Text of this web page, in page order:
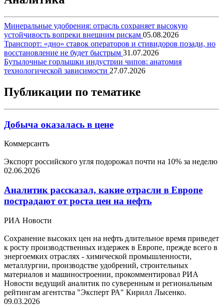
Минеральные удобрения: отрасль сохраняет высокую
устойчивость вопреки внешним рискам 05.08.2026
Транспорт: «дно» ставок операторов и стивидоров позади, но
восстановление не будет быстрым 31.07.2026
Бутылочные горлышки индустрии чипов: анатомия
технологической зависимости 27.07.2026
Публикации по тематике
Добыча оказалась в цене
Коммерсантъ
Экспорт российского угля подорожал почти на 10% за неделю
02.06.2026
Аналитик рассказал, какие отрасли в Европе
пострадают от роста цен на нефть
РИА Новости
Сохранение высоких цен на нефть длительное время приведет
к росту производственных издержек в Европе, прежде всего в
энергоемких отраслях - химической промышленности,
металлургии, производстве удобрений, строительных
материалов и машиностроении, прокомментировал РИА
Новости ведущий аналитик по суверенным и региональным
рейтингам агентства "Эксперт РА" Кирилл Лысенко.
09.03.2026